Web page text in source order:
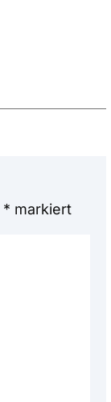
* markiert